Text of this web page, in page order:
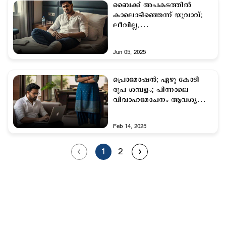
ബൈക്ക് അപകടത്തില്‍
കാലൊടിഞ്ഞെന്ന് യുവാവ്;
ലീവില്ല,
Jun 05, 2025
പ്രൊമോഷന്‍; ഏഴു കോടി
രൂപ ശമ്പളം; പിന്നാലെ
വിവാഹമോചനം ആവശ്യപ്പെട്ട്
Feb 14, 2025
1 2